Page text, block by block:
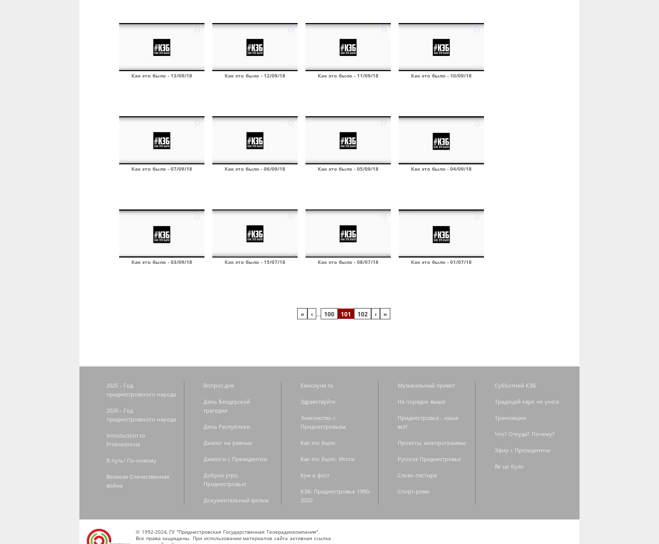
Как это было - 13/09/18 Как это было - 12/09/18 Как это было - 11/09/18 Как это было - 10/09/18
Как это было - 07/09/18 Как это было - 06/09/18 Как это было - 05/09/18 Как это было - 04/09/18
Как это было - 03/09/18 Как это было - 15/07/18 Как это было - 08/07/18 Как это было - 01/07/18
« ‹ … 100 101 102 › »
2025 - Год
приднестровского народа
2026 - Год
приднестровского народа
Introduction to
Pridnestrovie
В путь! По-новому
Великая Отечественная
война
Вопрос дня
День Бендерской
трагедии
День Республики
Диалог на равных
Диалоги с Президентом
Доброе утро,
Приднестровье!
Документальный фильм
Емисиуня та
Здравствуйте
Знакомство с
Приднестровьем
Как это было
Как это было: Итоги
Кум а фост
КЭБ: Приднестровье 1990-
2020
Музыкальный привет
На порядок выше
Приднестровье - наше
всё!
Проекты, межпрограммы
Русское Приднестровье
Слово пастыря
Спорт-ревю
Субботний КЭБ
Традиций каре не унеск
Трансляции
Что? Откуда? Почему?
Эфир с Президентом
Як це було
© 1992-2024, ГУ "Приднестровская Государственная Телерадиокомпания".
Все права защищены. При использовании материалов сайта активная ссылка